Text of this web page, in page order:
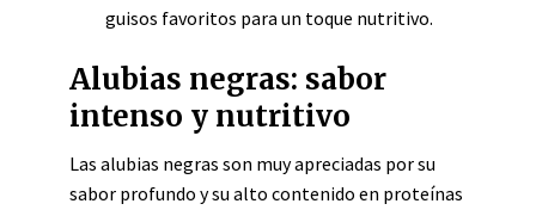
guisos favoritos para un toque nutritivo.
Alubias negras: sabor
intenso y nutritivo
Las alubias negras son muy apreciadas por su
sabor profundo y su alto contenido en proteínas